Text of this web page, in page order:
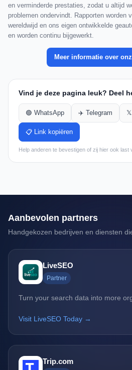
en verminderde prestaties, zodat u altijd
problemen ondervindt. Rapporten worden
wereldwijd en ons eigen ontwikkelde
en worden continu bijgewerkt.
Meer informatie over
Vind je deze pagina leuk? Deel
🟢 WhatsApp ✈️ Telegram 𝕏
📋 Link kopiëren
Help anderen te bevestigen of zij hier ook last
Aanbevolen partners
Handgekozen bedrijven en diensten
LiveSEO
Partner
Turn your search data into more
Visit LiveSEO Today →
Trip.com